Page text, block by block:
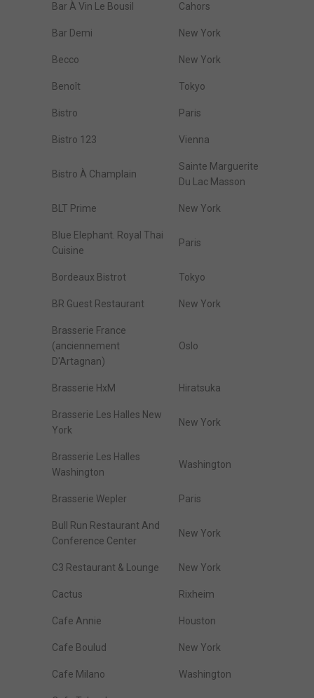
Bar À Vin Le Bousil Cahors
Bar Demi New York
Becco New York
Benoît Tokyo
Bistro Paris
Bistro 123 Vienna
Bistro À Champlain
Sainte Marguerite
Du Lac Masson
BLT Prime New York
Blue Elephant. Royal Thai
Cuisine
Paris
Bordeaux Bistrot Tokyo
BR Guest Restaurant New York
Brasserie France
(anciennement
D'Artagnan)
Oslo
Brasserie HxM Hiratsuka
Brasserie Les Halles New
York
New York
Brasserie Les Halles
Washington
Washington
Brasserie Wepler Paris
Bull Run Restaurant And
Conference Center
New York
C3 Restaurant & Lounge New York
Cactus Rixheim
Cafe Annie Houston
Cafe Boulud New York
Cafe Milano Washington